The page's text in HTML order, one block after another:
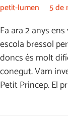
petit-lumen 5 de
Fa ara 2 anys
escola bressol
doncs és molt
conegut. Vam
Petit Príncep. El